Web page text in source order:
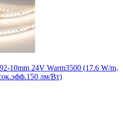
10mm 24V Warm3500 (17.6 W/m,
лм/Вт)